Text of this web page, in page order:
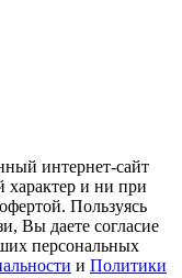
интернет-сайт
и ни при
Пользуясь
Вы даете согласие
персональных
и Политики